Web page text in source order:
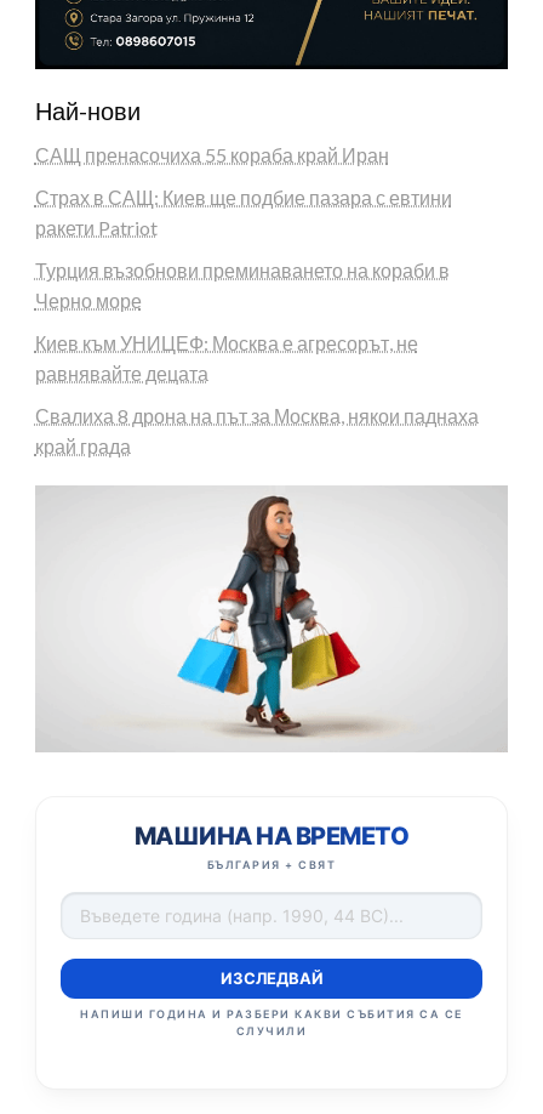
Най-нови
САЩ пренасочиха 55 кораба край Иран
Страх в САЩ: Киев ще подбие пазара с евтини
ракети Patriot
Турция възобнови преминаването на кораби в
Черно море
Киев към УНИЦЕФ: Москва е агресорът, не
равнявайте децата
Свалиха 8 дрона на път за Москва, някои паднаха
край града
МАШИНА НА ВРЕМЕТО
БЪЛГАРИЯ + СВЯТ
ИЗСЛЕДВАЙ
НАПИШИ ГОДИНА И РАЗБЕРИ КАКВИ СЪБИТИЯ СА СЕ
СЛУЧИЛИ